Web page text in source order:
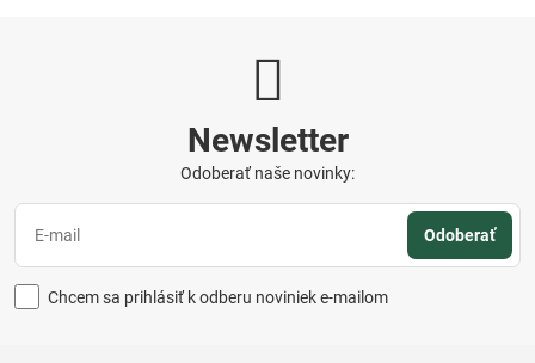
Newsletter
Odoberať naše novinky:
Odoberať
Chcem sa prihlásiť k odberu noviniek e-mailom